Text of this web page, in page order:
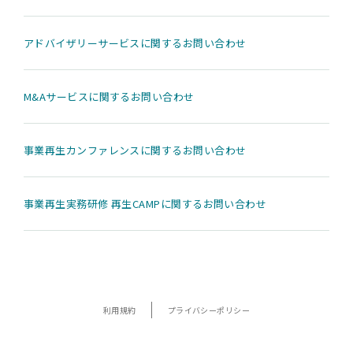
アドバイザリーサービスに関するお問い合わせ
M&Aサービスに関するお問い合わせ
事業再生カンファレンスに関するお問い合わせ
事業再生実務研修 再生CAMPに関するお問い合わせ
利用規約 プライバシーポリシー